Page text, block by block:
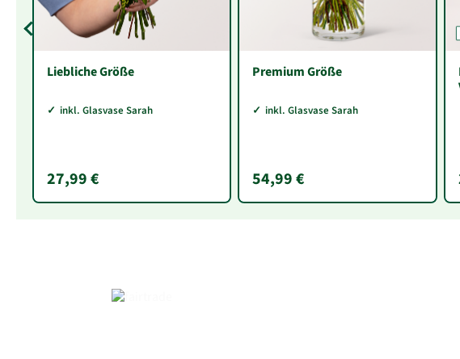
Liebliche Größe
inkl. Glasvase Sarah
27,99 €
Premium Größe
inkl. Glasvase Sarah
54,99 €